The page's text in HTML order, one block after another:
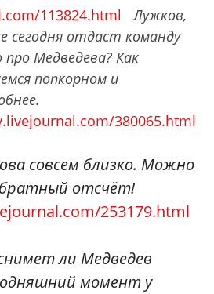
113824.html
Лужков,
сегодня отдаст команду
Медведева? Как
попкорном и
380065.html
совсем близко. Можно
отсчёт!
253179.html
ли Медведев
момент у